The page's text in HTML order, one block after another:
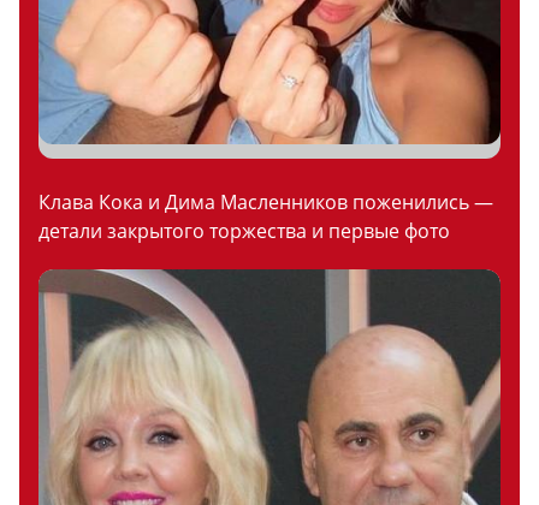
Клава Кока и Дима Масленников поженились —
детали закрытого торжества и первые фото